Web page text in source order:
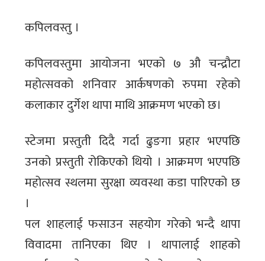
कपिलवस्तु ।
कपिलवस्तुमा आयोजना भएको ७ औ चन्द्रौटा
महोत्सवको शनिवार आर्कषणको रुपमा रहेको
कलाकार दुर्गेश थापा माथि आक्रमण भएको छ।
स्टेजमा प्रस्तुती दिदै गर्दा ढुङगा प्रहार भएपछि
उनको प्रस्तुती रोकिएको थियो । आक्रमण भएपछि
महोत्सव स्थलमा सुरक्षा व्यवस्था कडा पारिएको छ
।
पल शाहलाई फसाउन सहयोग गरेको भन्दै थापा
विवादमा तानिएका थिए । थापालाई शाहको